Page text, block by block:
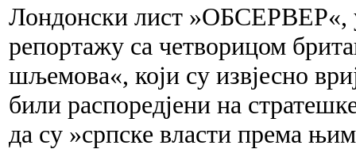
Лондонски лист »ОБСЕРВЕР«,
репортажу са четворицом
шљемова«, који су извјесно
били распоредјени на
да су »српске власти према